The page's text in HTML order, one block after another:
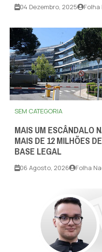
04 Dezembro, 2025
SEM CATEGORIA
MAIS UM ESCÂNDALO
MAIS DE 12 MILHÕES
BASE LEGAL
06 Agosto, 2026 Folha